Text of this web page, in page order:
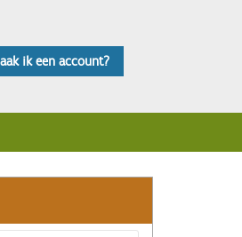
ik een account?